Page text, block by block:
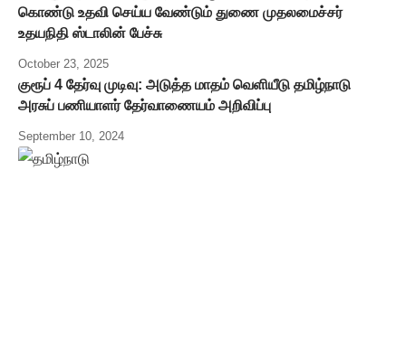
கொண்டு உதவி செய்ய வேண்டும் துணை முதலமைச்சர்
உதயநிதி ஸ்டாலின் பேச்சு
October 23, 2025
குரூப் 4 தேர்வு முடிவு: அடுத்த மாதம் வெளியீடு தமிழ்நாடு
அரசுப் பணியாளர் தேர்வாணையம் அறிவிப்பு
September 10, 2024